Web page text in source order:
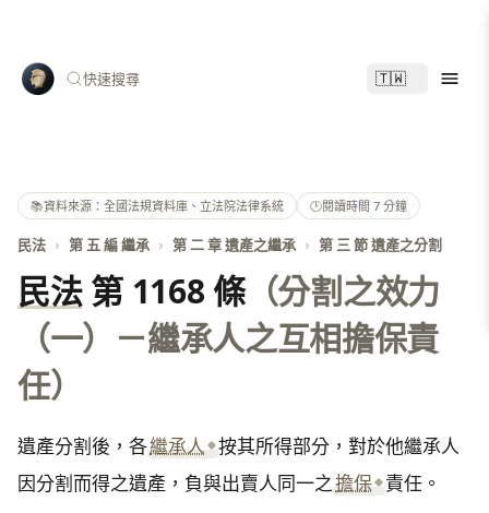
快速搜尋 🇹🇼
📚資料來源：全國法規資料庫、立法院法律系統 🕑閱讀時間 7 分鐘
民法 › 第 五 編 繼承 › 第 二 章 遺產之繼承 › 第 三 節 遺產之分割
民法第 1168 條（分割之效力
（一）－繼承人之互相擔保責
任）
遺產分割後，各繼承人 按其所得部分，對於他繼承人
因分割而得之遺產，負與出賣人同一之擔保 責任。